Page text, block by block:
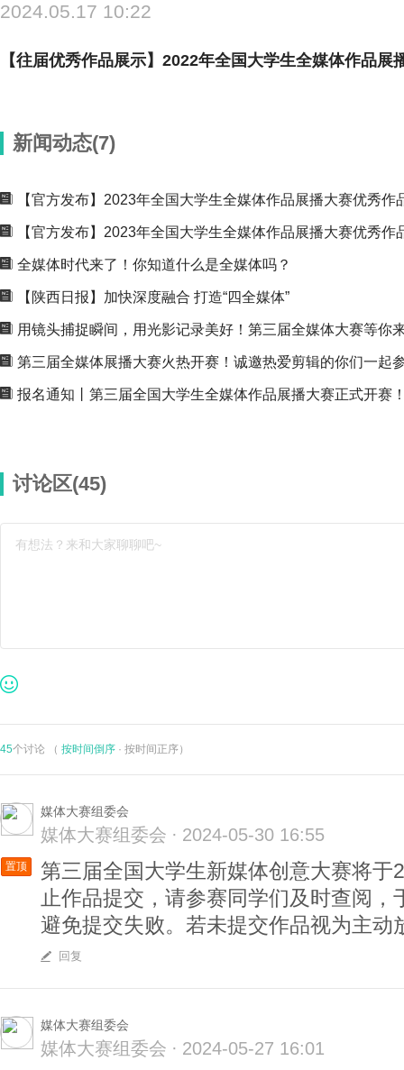
2024.05.17 10:22
【往届优秀作品展示】2022年全国大学生全媒体作品展
2024.05.10 14:06
【第一批志愿者名单公布】第三届全国大学生全媒体作
关于志愿者证书相关问题： Q : 已经截图给老师，为什么名单上没有我？
2024.03.13 10:12
【往届优秀作品展示】2022年全国大学生全媒体作品展
【往届优秀作品展示】2022年全国大学生全媒体作品展
2024.03.12 12:19
【组织机构简介】第三届全国大学生全媒体作品展播大
2024.01.26 15:50
【官方文件】第三届全国大学生全媒体作品展播大赛
2024.01.23 10:50
新闻动态(7)
【官方发布】2023年全国大学生全媒体作品展播大赛优秀作
【官方发布】2023年全国大学生全媒体作品展播大赛优秀作
全媒体时代来了！你知道什么是全媒体吗？
【陕西日报】加快深度融合 打造“四全媒体”
用镜头捕捉瞬间，用光影记录美好！第三届全媒体大赛等你
第三届全媒体展播大赛火热开赛！诚邀热爱剪辑的你们一起
报名通知丨第三届全国大学生全媒体作品展播大赛正式开赛
讨论区(45)
有想法？来和大家聊聊吧~
45个讨论 （ 按时间倒序 · 按时间正序）
媒体大赛组委会
媒体大赛组委会 · 2024-05-30 16:55
置顶
第三届全国大学生新媒体创意大赛将
止作品提交，请参赛同学们及时查阅，
避免提交失败。若未提交作品视为主动
回复
媒体大赛组委会
媒体大赛组委会 · 2024-05-27 16:01